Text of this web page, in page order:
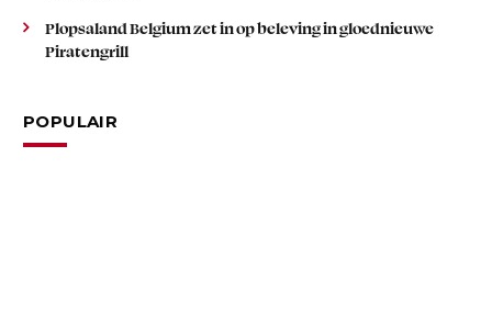
Plopsaland Belgium zet in op beleving in gloednieuwe
Piratengrill
POPULAIR